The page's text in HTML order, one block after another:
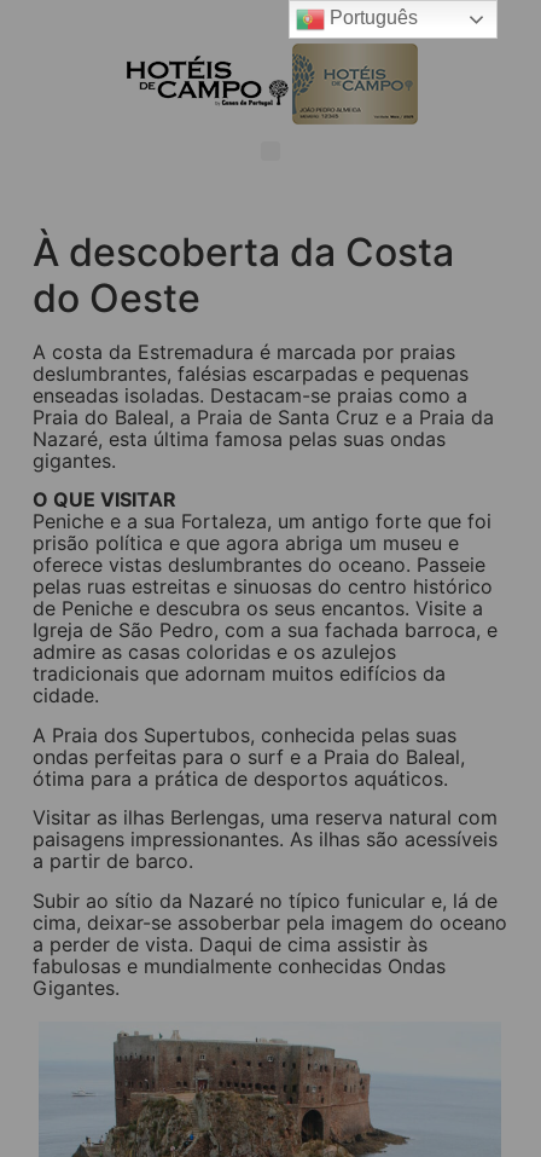
À descoberta da Costa
do Oeste
A costa da Estremadura é marcada por praias
deslumbrantes, falésias escarpadas e pequenas
enseadas isoladas. Destacam-se praias como a
Praia do Baleal, a Praia de Santa Cruz e a Praia da
Nazaré, esta última famosa pelas suas ondas
gigantes.
O QUE VISITAR
Peniche e a sua Fortaleza, um antigo forte que foi
prisão política e que agora abriga um museu e
oferece vistas deslumbrantes do oceano. Passeie
pelas ruas estreitas e sinuosas do centro histórico
de Peniche e descubra os seus encantos. Visite a
Igreja de São Pedro, com a sua fachada barroca, e
admire as casas coloridas e os azulejos
tradicionais que adornam muitos edifícios da
cidade.
A Praia dos Supertubos, conhecida pelas suas
ondas perfeitas para o surf e a Praia do Baleal,
ótima para a prática de desportos aquáticos.
Visitar as ilhas Berlengas, uma reserva natural com
paisagens impressionantes. As ilhas são acessíveis
a partir de barco.
Subir ao sítio da Nazaré no típico funicular e, lá de
cima, deixar-se assoberbar pela imagem do oceano
a perder de vista. Daqui de cima assistir às
fabulosas e mundialmente conhecidas Ondas
Gigantes.
Português